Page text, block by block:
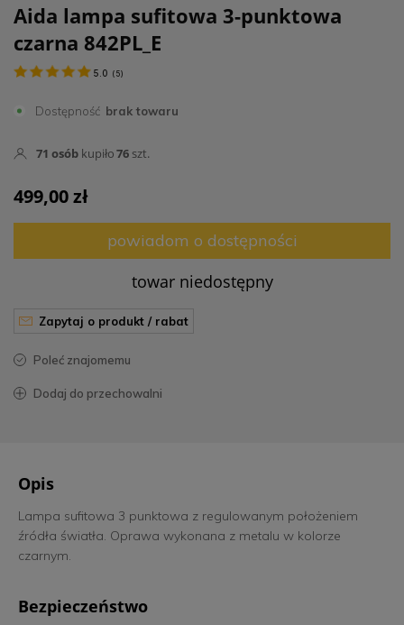
Aida lampa sufitowa 3-punktowa
czarna 842PL_E
5.0 ( 5)
Dostępność brak towaru
71 osób kupiło76 szt.
499,00 zł
powiadom o dostępności
towar niedostępny
zapytaj o produkt / rabat
poleć znajomemu
dodaj do przechowalni
Opis
Lampa sufitowa 3 punktowa z regulowanym położeniem
źródła światła. Oprawa wykonana z metalu w kolorze
czarnym.
Bezpieczeństwo